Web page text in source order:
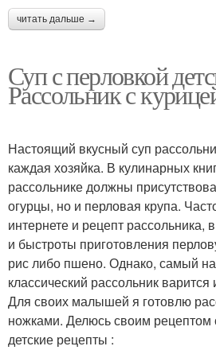
читать дальше →
Суп с перловкой
Рассольник с
Настоящий вкусный суп
каждая хозяйка. В кулинарных
рассольнике должны
огурцы, но и перловая крупа.
интернете и рецепт рассольника,
и быстроты приготовления
рис либо пшено. Однако, самый
классический рассольник
Для своих малышей я готовлю
ножками. Делюсь своим рецептом
детские рецепты :